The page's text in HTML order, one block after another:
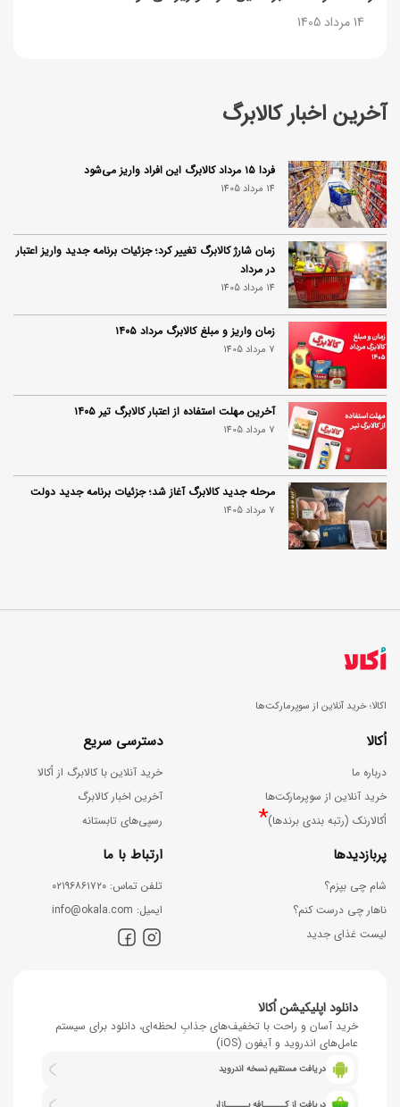
آخرین اخبار کالابرگ
فردا ۱۵ مرداد کالابرگ این افراد واریز می‌شود
14 مرداد 1405
زمان شارژ کالابرگ تغییر کرد؛ جزئیات برنامه جدید واریز اعتبار
در مرداد
14 مرداد 1405
زمان واریز و مبلغ کالابرگ مرداد ۱۴۰۵
7 مرداد 1405
آخرین مهلت استفاده از اعتبار کالابرگ تیر ۱۴۰۵
7 مرداد 1405
مرحله جدید کالابرگ آغاز شد؛ جزئیات برنامه جدید دولت
7 مرداد 1405
14 مرداد 1405
اکالا؛ خرید آنلاین از سوپرمارکت‌ها
اُکالا
درباره ما
خرید آنلاین از سوپرمارکت‌ها
اُکالارنک (رتبه بندی برندها)*
دسترسی سریع
خرید آنلاین با کالابرگ از اُکالا
آخرین اخبار کالابرگ
رسپی‌های تابستانه
پربازدیدها
شام چی بپزم؟
ناهار چی درست کنم؟
لیست غذای جدید
ارتباط با ما
ﺗﻠﻔﻦ ﺗﻤﺎس: ۰۲۱۹۶۸۶۱۷۲۰
اﯾﻤﯿﻞ: info@okala.com
دانلود اپلیکیشن اُکالا
خرید آسان و راحت با تخفیف‌های جذابِ لحظه‌ای، دانلود برای سیستم
عامل‌های اندروید و آیفون (iOS)
دریافت مستقیم نسخه اندروید